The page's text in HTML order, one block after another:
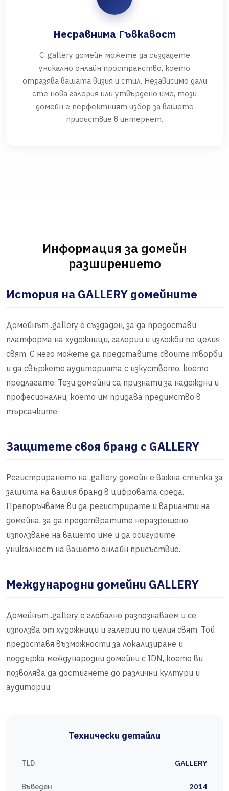
Несравнима Гъвкавост
С .gallery домейн можете да създадете
уникално онлайн пространство, което
отразява вашата визия и стил. Независимо дали
сте нова галерия или утвърдено име, този
домейн е перфектният избор за вашето
присъствие в интернет.
Информация за домейн
разширението
История на GALLERY домейните
Домейнът .gallery е създаден, за да предостави
платформа на художници, галерии и изложби по целия
свят. С него можете да представите своите творби
и да свържете аудиторията с изкуството, което
предлагате. Тези домейни са признати за надеждни и
професионални, което им придава предимство в
търсачките.
Защитете своя бранд с GALLERY
Регистрирането на .gallery домейн е важна стъпка за
защита на вашия бранд в цифровата среда.
Препоръчваме ви да регистрирате и варианти на
домейна, за да предотвратите неразрешено
използване на вашето име и да осигурите
уникалност на вашето онлайн присъствие.
Международни домейни GALLERY
Домейнът .gallery е глобално разпознаваем и се
използва от художници и галерии по целия свят. Той
предоставя възможности за локализиране и
поддържа международни домейни с IDN, което ви
позволява да достигнете до различни култури и
аудитории.
Технически детайли
TLD GALLERY
Въведен 2014